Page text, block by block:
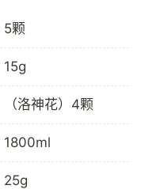
5颗
15g
（洛神花）4颗
1800ml
25g